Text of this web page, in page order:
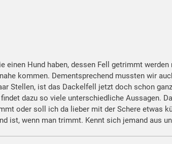
einen Hund haben, dessen Fell getrimmt
kommen. Dementsprechend mussten wir
Stellen, ist das Dackelfell jetzt doch schon
dazu so viele unterschiedliche Aussagen.
oder soll ich da lieber mit der Schere etwas
ist, wenn man trimmt. Kennt sich jemand aus